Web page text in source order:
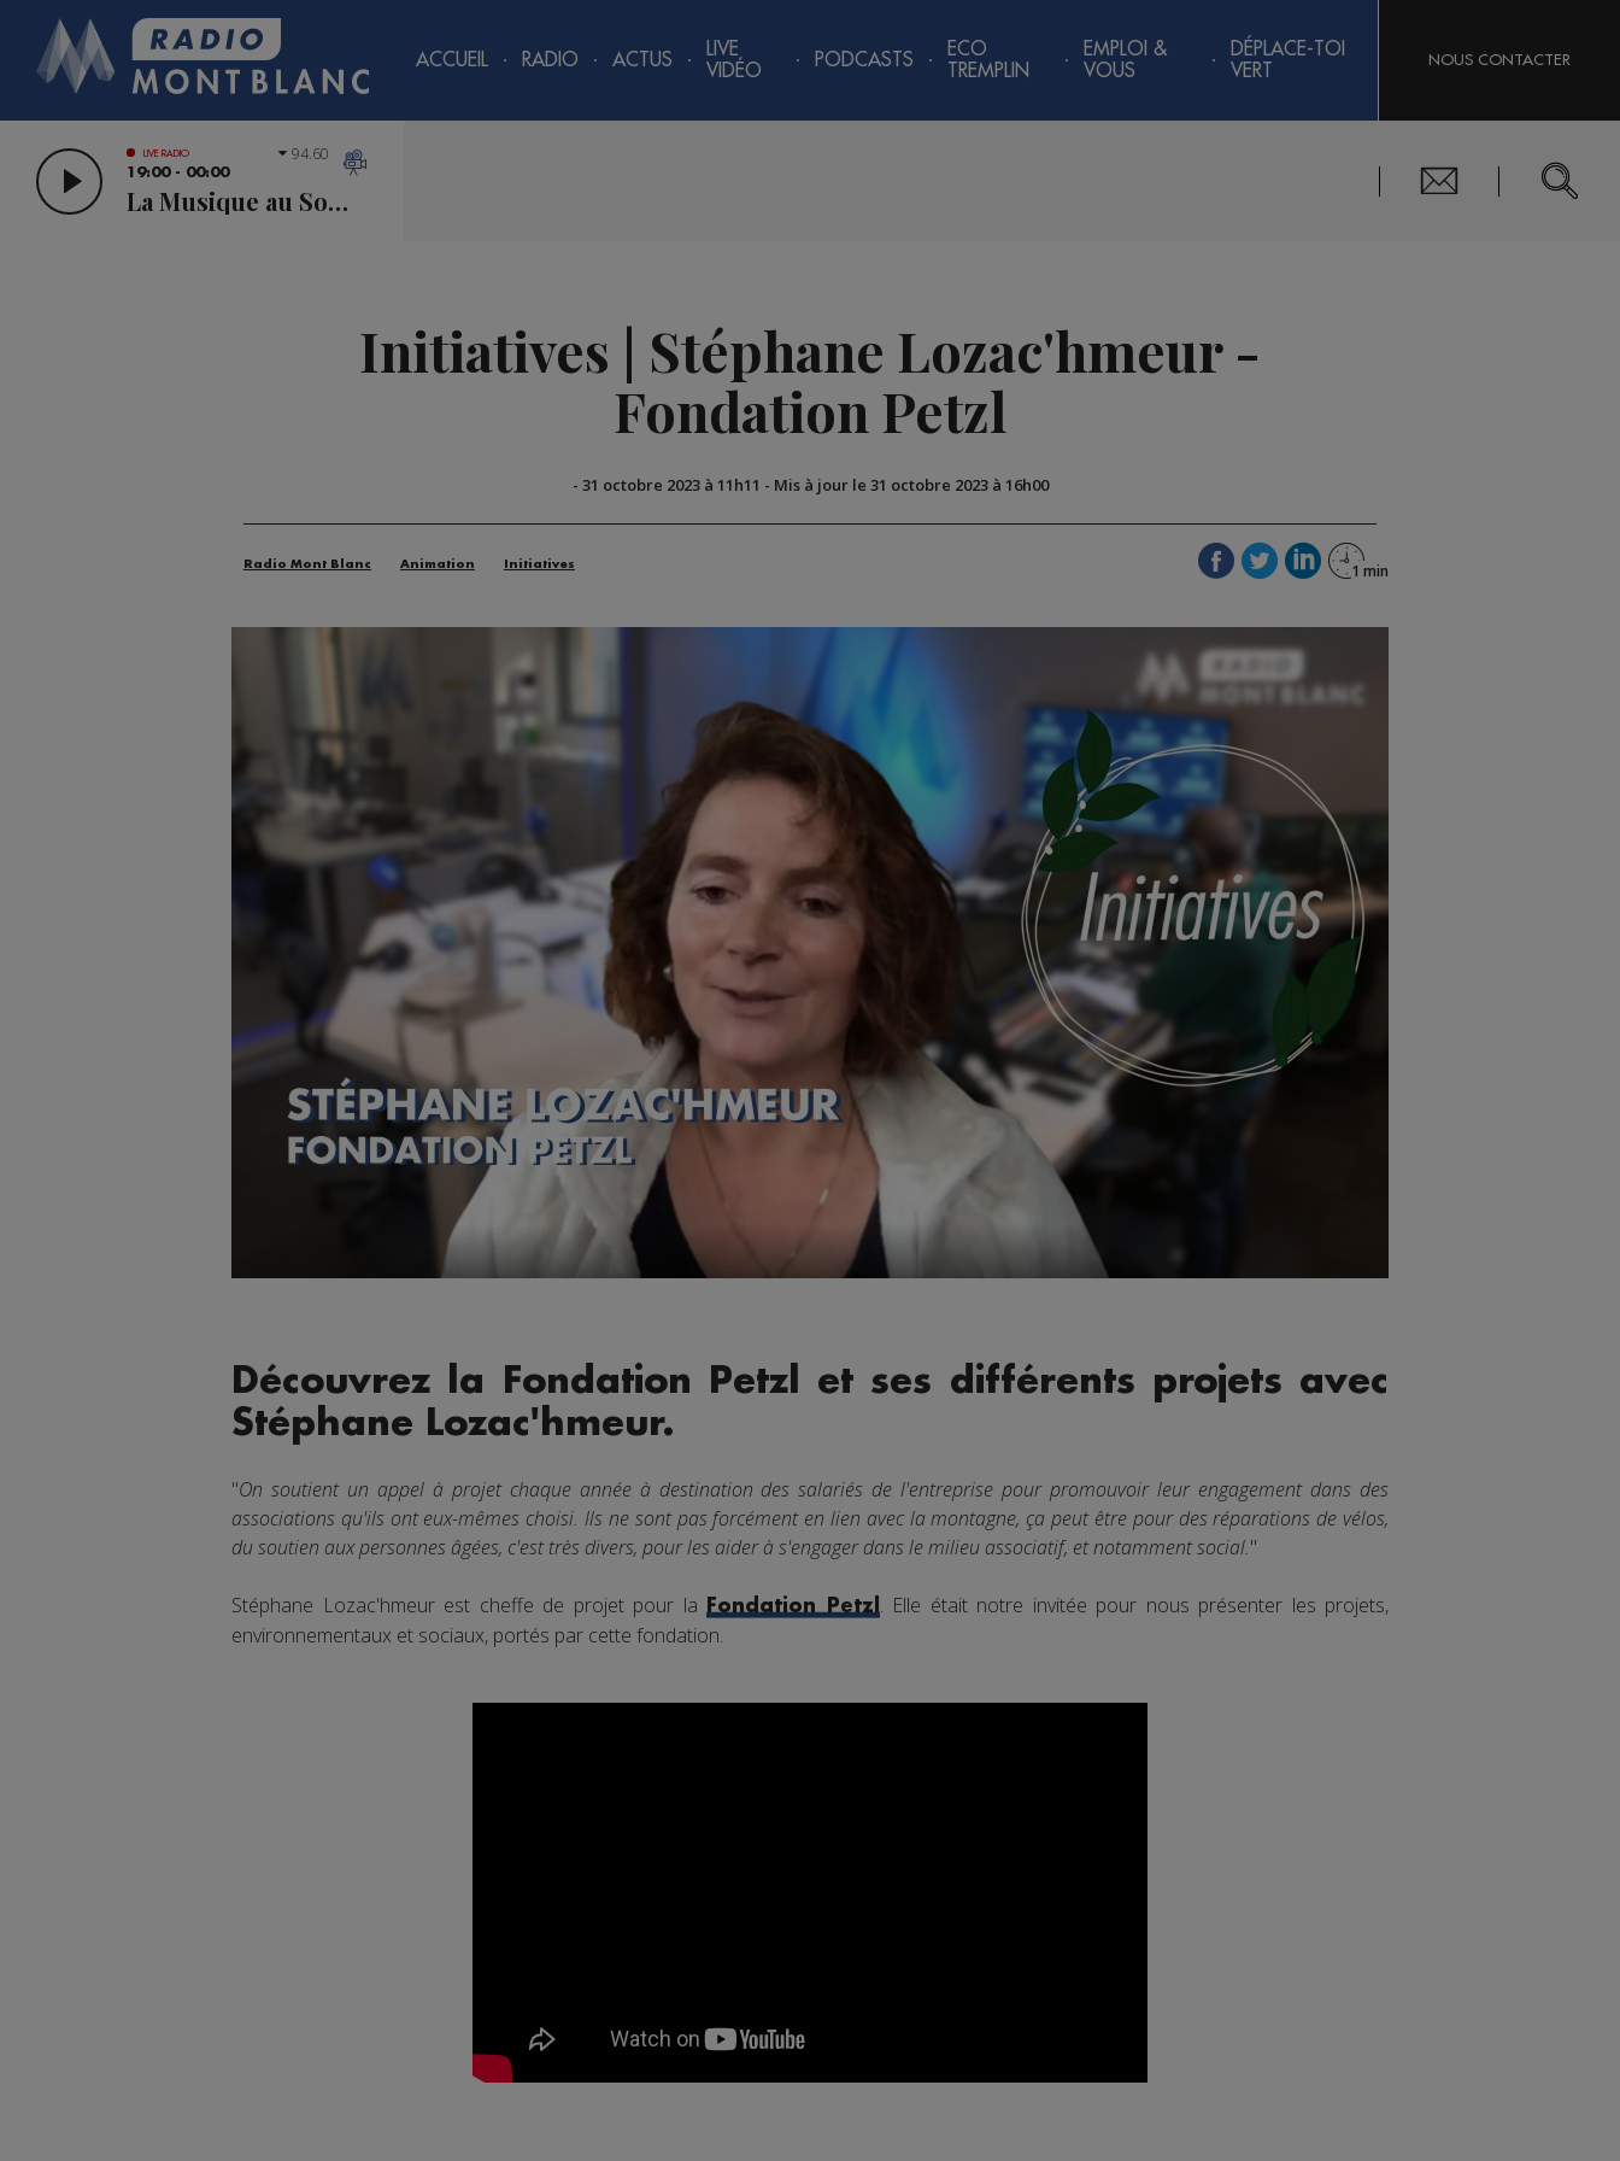
ACCUEIL RADIO ACTUS
LIVE
VIDÉO
PODCASTS
ECO
TREMPLIN
EMPLOI &
VOUS
DÉPLACE-TOI
VERT
NOUS CONTACTER
LIVE RADIO
19:00 - 00:00
La Musique au Sommet
94.60
Initiatives | Stéphane Lozac'hmeur -
Fondation Petzl
- 31 octobre 2023 à 11h11 - Mis à jour le 31 octobre 2023 à 16h00
Radio Mont Blanc Animation Initiatives
Découvrez la Fondation Petzl et ses différents projets avec
Stéphane Lozac'hmeur.
"On soutient un appel à projet chaque année à destination des salariés de l'entreprise pour promouvoir leur engagement dans des
associations qu'ils ont eux-mêmes choisi. Ils ne sont pas forcément en lien avec la montagne, ça peut être pour des réparations de vélos,
du soutien aux personnes âgées, c'est très divers, pour les aider à s'engager dans le milieu associatif, et notamment social."
Stéphane Lozac'hmeur est cheffe de projet pour la Fondation Petzl . Elle était notre invitée pour nous présenter les projets,
environnementaux et sociaux, portés par cette fondation.